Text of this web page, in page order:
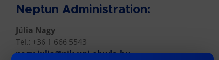
Neptun Administration:
Júlia Nagy
Tel.: +36 1 666 5543
nagy.julia@nik.uni-obuda.hu